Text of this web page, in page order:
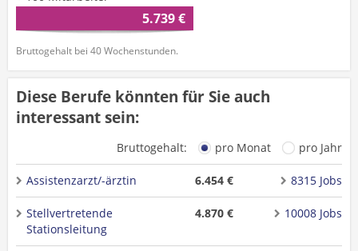
5.739 €
Bruttogehalt bei 40 Wochenstunden.
Diese Berufe könnten für Sie auch
interessant sein:
Bruttogehalt: pro Monat pro Jahr
Assistenzarzt/-ärztin 6.454 € 8315 Jobs
Stellvertretende
Stationsleitung
4.870 € 10008 Jobs